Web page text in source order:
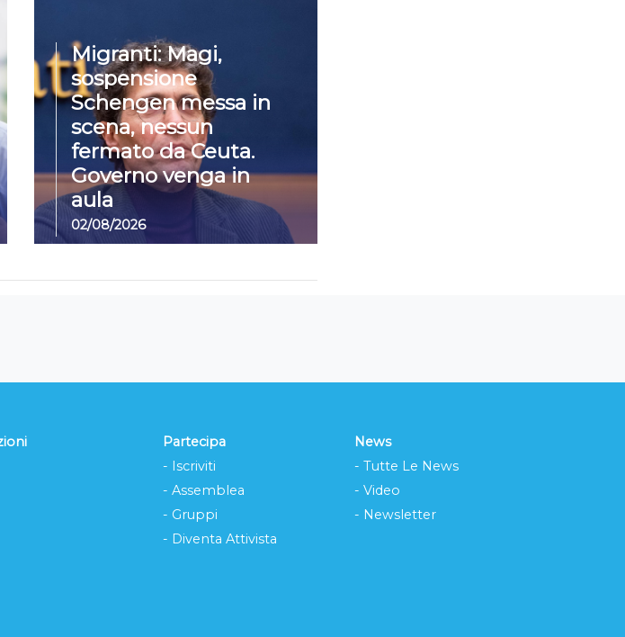
Migranti: Magi,
sospensione
Schengen messa in
scena, nessun
fermato da Ceuta.
Governo venga in
aula
02/08/2026
Partecipa
- Iscriviti
- Assemblea
- Gruppi
- Diventa Attivista
News
- Tutte Le News
- Video
- Newsletter